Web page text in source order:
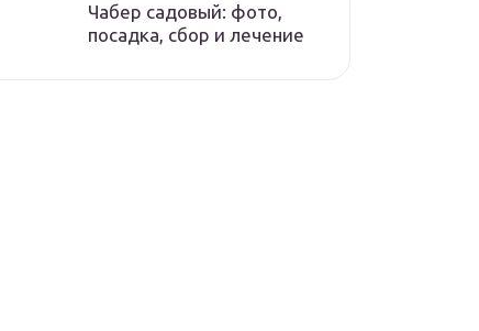
Чабер садовый: фото,
посадка, сбор и лечение